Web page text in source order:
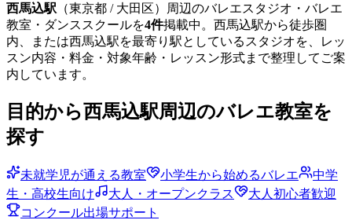
西馬込駅 （東京都 / 大田区）周辺のバレエスタジオ・バレエ
教室・ダンススクールを4件掲載中。 西馬込駅から徒歩圏
内、または西馬込駅を最寄り駅としているスタジオを、レッ
スン内容・料金・対象年齢・レッスン形式まで整理してご案
内しています。
目的から西馬込駅周辺のバレエ教室を
探す
未就学児が通える教室 小学生から始めるバレエ
中学
生・高校生向け
大人・オープンクラス
大人初心者歓迎
コンクール出場サポート